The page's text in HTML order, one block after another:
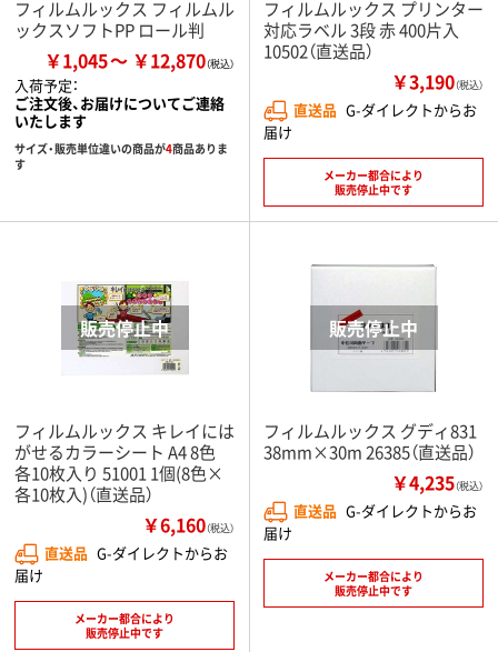
フィルムルックス フィルムル
ックスソフトPP ロール判
￥1,045 ￥12,870
入荷予定：
ご注文後、お届けについてご連絡
いたします
サイズ・販売単位違いの商品が4商品ありま
す
フィルムルックス プリンター
対応ラベル 3段 赤 400片入
10502（直送品）
￥3,190（税込）
直送品 G-ダイレクトからお
届け
メーカー都合により
販売停止中です
フィルムルックス キレイには
がせるカラーシート A4 8色
各10枚入り 51001 1個(8色×
各10枚入)（直送品）
￥6,160（税込）
直送品 G-ダイレクトからお
届け
メーカー都合により
販売停止中です
フィルムルックス グディ831
38mm×30m 26385（直送品）
￥4,235（税込）
直送品 G-ダイレクトからお
届け
メーカー都合により
販売停止中です